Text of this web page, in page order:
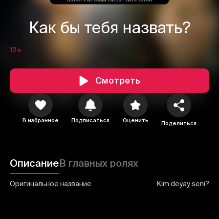
Как бы тебя назвать?
12+
Смотреть
В избранное Подписаться Оценить Поделиться
ОписаниеВ главных ролях
Оригинальное название Kim deyay seni?
1 2 3
Отправить
Отменить Авторизоваться